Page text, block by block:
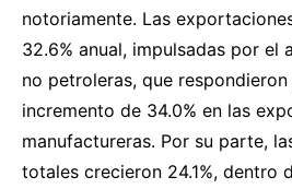
notoriamente. Las
32.6% anual, impulsadas por el
no petroleras, que
incremento de 34.0% en las
manufactureras. Por su parte,
totales crecieron 24.1%, dentro